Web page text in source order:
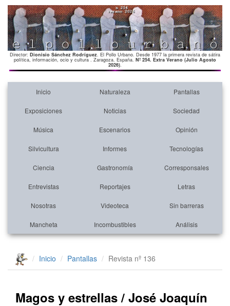
Director: Dionisio Sánchez Rodríguez. El Pollo Urbano. Desde 1977 la primera revista de sátira
política, información, ocio y cultura . Zaragoza. España. Nº 254. Extra Verano (Julio Agosto
2026).
Inicio Naturaleza Pantallas
Exposiciones Noticias Sociedad
Música Escenarios Opinión
Silvicultura Informes Tecnologías
Ciencia Gastronomía Corresponsales
Entrevistas Reportajes Letras
Nosotras Videoteca Sin barreras
Mancheta Incombustibles Análisis
Inicio Pantallas Revista nº 136
Magos y estrellas / José Joaquín